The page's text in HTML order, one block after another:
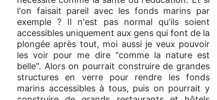
l'on faisait pareil avec les fonds marins par
exemple ? Il n'est pas normal qu'ils soient
accessibles uniquement aux gens qui font de la
plongée après tout, moi aussi je veux pouvoir
les voir pour me dire "comme la nature est
belle". Alors on pourrait construire de grandes
structures en verre pour rendre les fonds
marins accessibles à tous, puis on pourrait y